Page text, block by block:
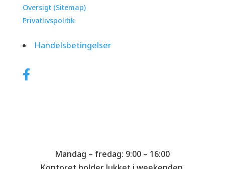
Oversigt (Sitemap)
Privatlivspolitik
Handelsbetingelser
Mandag – fredag: 9:00 – 16:00